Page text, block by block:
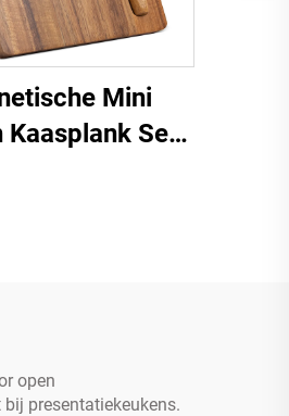
Mini
Kaasplank Set
open
presentatiekeukens.